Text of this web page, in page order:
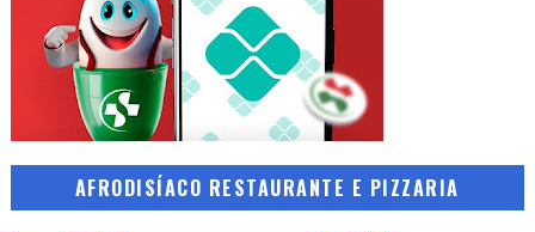
AFRODISÍACO RESTAURANTE E PIZZARIA